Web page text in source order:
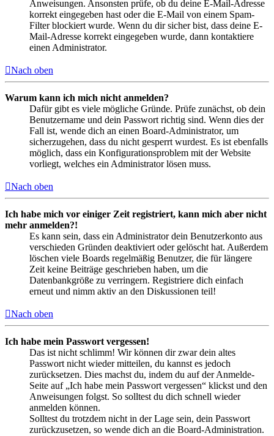
Anweisungen. Ansonsten prüfe, ob du deine E-Mail-Adresse
korrekt eingegeben hast oder die E-Mail von einem Spam-
Filter blockiert wurde. Wenn du dir sicher bist, dass deine E-
Mail-Adresse korrekt eingegeben wurde, dann kontaktiere
einen Administrator.
Nach oben
Warum kann ich mich nicht anmelden?
Dafür gibt es viele mögliche Gründe. Prüfe zunächst, ob dein
Benutzername und dein Passwort richtig sind. Wenn dies der
Fall ist, wende dich an einen Board-Administrator, um
sicherzugehen, dass du nicht gesperrt wurdest. Es ist ebenfalls
möglich, dass ein Konfigurationsproblem mit der Website
vorliegt, welches ein Administrator lösen muss.
Nach oben
Ich habe mich vor einiger Zeit registriert, kann mich aber nicht
mehr anmelden?!
Es kann sein, dass ein Administrator dein Benutzerkonto aus
verschieden Gründen deaktiviert oder gelöscht hat. Außerdem
löschen viele Boards regelmäßig Benutzer, die für längere
Zeit keine Beiträge geschrieben haben, um die
Datenbankgröße zu verringern. Registriere dich einfach
erneut und nimm aktiv an den Diskussionen teil!
Nach oben
Ich habe mein Passwort vergessen!
Das ist nicht schlimm! Wir können dir zwar dein altes
Passwort nicht wieder mitteilen, du kannst es jedoch
zurücksetzen. Dies machst du, indem du auf der Anmelde-
Seite auf „Ich habe mein Passwort vergessen“ klickst und den
Anweisungen folgst. So solltest du dich schnell wieder
anmelden können.
Solltest du trotzdem nicht in der Lage sein, dein Passwort
zurückzusetzen, so wende dich an die Board-Administration.